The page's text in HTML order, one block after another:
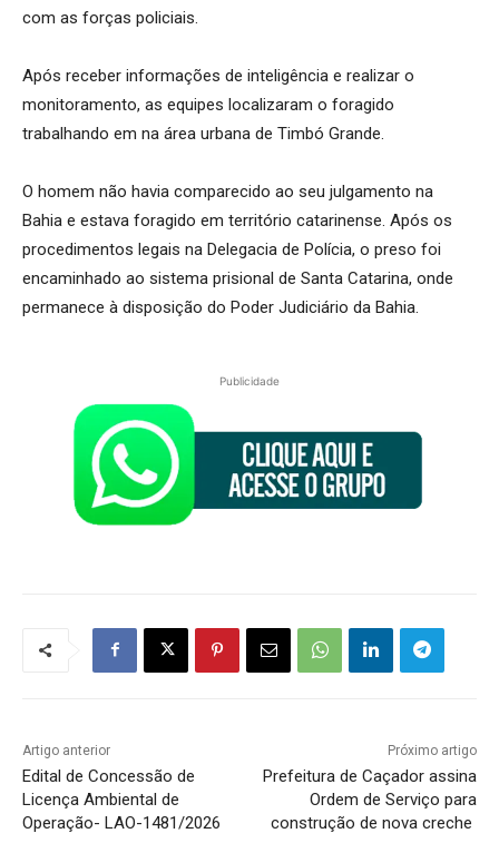
com as forças policiais.
Após receber informações de inteligência e realizar o
monitoramento, as equipes localizaram o foragido
trabalhando em na área urbana de Timbó Grande.
O homem não havia comparecido ao seu julgamento na
Bahia e estava foragido em território catarinense. Após os
procedimentos legais na Delegacia de Polícia, o preso foi
encaminhado ao sistema prisional de Santa Catarina, onde
permanece à disposição do Poder Judiciário da Bahia.
Publicidade
Artigo anterior
Edital de Concessão de
Licença Ambiental de
Operação- LAO-1481/2026
Próximo artigo
Prefeitura de Caçador assina
Ordem de Serviço para
construção de nova creche